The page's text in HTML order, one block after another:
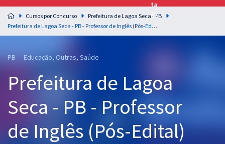
Preparação completa e intensiva para as principais
residências em saúde do Brasil
Cursos 20% OFF
Pós
Graduação
Cursos por Concurso
Prefeitura de Lagoa Seca - PB
Prefeitura de Lagoa Seca - PB - Professor de Inglês (Pós-Edital)
PB - Educação, Outras, Saúde
Prefeitura de Lagoa
Seca - PB - Professor
de Inglês (Pós-Edital)